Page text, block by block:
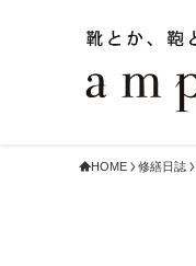
HOME 修繕日誌